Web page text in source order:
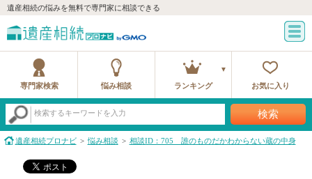
遺産相続の悩みを無料で専門家に相談できる
専門家検索 悩み相談 ランキング お気に入り
検索するキーワードを入力 検索
遺産相続プロナビ 悩み相談 相談ID：705 誰のものだかわからない蔵の中身